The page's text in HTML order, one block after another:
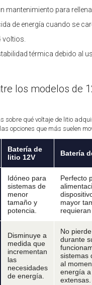
mantenimiento para
de energía cuando se
voltios.
térmica debido al
los modelos de
sobre qué voltaje de litio
opciones que más suelen
Batería de
litio 12V
Batería
Idóneo para
sistemas de
menor
tamaño y
potencia.
Perfecto
mayor
Disminuye a
medida que
incrementan
las
necesidades
de energía.
No
durante
sistemas
al
energía
extensas.